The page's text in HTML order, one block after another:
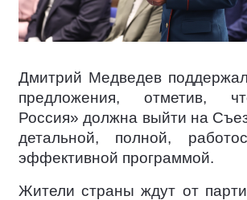
Дмитрий Медведев
предложения, отметив,
Россия» должна выйти на
детальной, полной,
эффективной программой.
Жители страны ждут от